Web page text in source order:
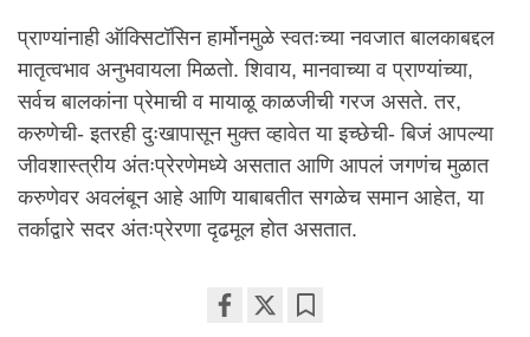
प्राण्यांनाही ऑक्सिटॉसिन हार्मोनमुळे स्वतःच्या नवजात बालकाबद्दल
मातृत्वभाव अनुभवायला मिळतो. शिवाय, मानवाच्या व प्राण्यांच्या,
सर्वच बालकांना प्रेमाची व मायाळू काळजीची गरज असते. तर,
करुणेची- इतरही दुःखापासून मुक्त व्हावेत या इच्छेची- बिजं आपल्या
जीवशास्त्रीय अंतःप्रेरणेमध्ये असतात आणि आपलं जगणंच मुळात
करुणेवर अवलंबून आहे आणि याबाबतीत सगळेच समान आहेत, या
तर्काद्वारे सदर अंतःप्रेरणा दृढमूल होत असतात.